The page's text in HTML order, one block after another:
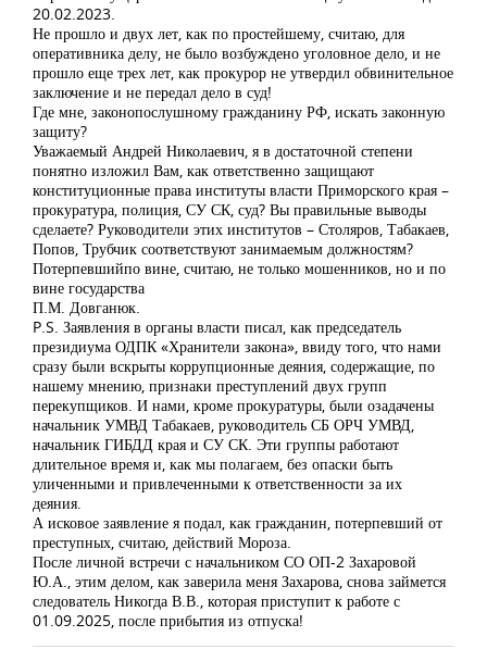
20.02.2023.
Не прошло и двух лет, как по простейшему, считаю, для
оперативника делу, не было возбуждено уголовное дело, и не
прошло еще трех лет, как прокурор не утвердил обвинительное
заключение и не передал дело в суд!
Где мне, законопослушному гражданину РФ, искать законную
защиту?
Уважаемый Андрей Николаевич, я в достаточной степени
понятно изложил Вам, как ответственно защищают
конституционные права институты власти Приморского края –
прокуратура, полиция, СУ СК, суд? Вы правильные выводы
сделаете? Руководители этих институтов – Столяров, Табакаев,
Попов, Трубчик соответствуют занимаемым должностям?
Потерпевшийпо вине, считаю, не только мошенников, но и по
вине государства
П.М. Довганюк.
P.S. Заявления в органы власти писал, как председатель
президиума ОДПК «Хранители закона», ввиду того, что нами
сразу были вскрыты коррупционные деяния, содержащие, по
нашему мнению, признаки преступлений двух групп
перекупщиков. И нами, кроме прокуратуры, были озадачены
начальник УМВД Табакаев, руководитель СБ ОРЧ УМВД,
начальник ГИБДД края и СУ СК. Эти группы работают
длительное время и, как мы полагаем, без опаски быть
уличенными и привлеченными к ответственности за их
деяния.
А исковое заявление я подал, как гражданин, потерпевший от
преступных, считаю, действий Мороза.
После личной встречи с начальником СО ОП-2 Захаровой
Ю.А., этим делом, как заверила меня Захарова, снова займется
следователь Никогда В.В., которая приступит к работе с
01.09.2025, после прибытия из отпуска!